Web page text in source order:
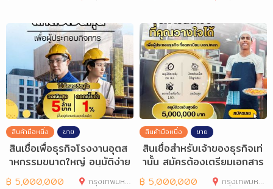
สินค้ามือหนึ่ง ขาย
สินเชื่อเพื่อธุรกิจโรงงานอุตส
าหกรรมขนาดใหญ่ อนุมัติง่าย
วงเงิ
฿ 5,000,000 กรุงเทพมหานคร
สินค้ามือหนึ่ง ขาย
สินเชื่อสำหรับเจ้าของธุรกิจเท่
านั้น สมัครต้องเตรียมเอกสาร
อะ
฿ 5,000,000 กรุงเทพมหานคร